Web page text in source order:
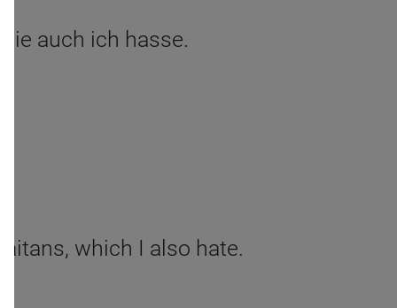
auch ich hasse.
which I also hate.